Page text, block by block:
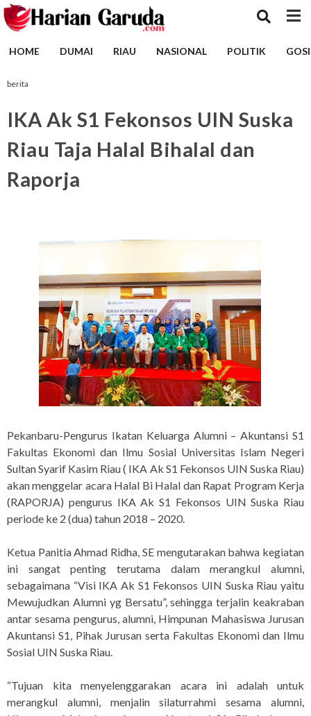
HOME DUMAI RIAU NASIONAL POLITIK
berita
IKA Ak S1 Fekonsos UIN Suska
Riau Taja Halal Bihalal dan
Raporja
Pekanbaru-Pengurus Ikatan Keluarga Alumni – Akuntansi S1
Fakultas Ekonomi dan Ilmu Sosial Universitas Islam Negeri
Sultan Syarif Kasim Riau ( IKA Ak S1 Fekonsos UIN Suska Riau)
akan menggelar acara Halal Bi Halal dan Rapat Program Kerja
(RAPORJA) pengurus IKA Ak S1 Fekonsos UIN Suska Riau
periode ke 2 (dua) tahun 2018 – 2020.
Ketua Panitia Ahmad Ridha, SE mengutarakan bahwa kegiatan
ini sangat penting terutama dalam merangkul alumni,
sebagaimana “Visi IKA Ak S1 Fekonsos UIN Suska Riau yaitu
Mewujudkan Alumni yg Bersatu”, sehingga terjalin keakraban
antar sesama pengurus, alumni, Himpunan Mahasiswa Jurusan
Akuntansi S1, Pihak Jurusan serta Fakultas Ekonomi dan Ilmu
Sosial UIN Suska Riau.
“Tujuan kita menyelenggarakan acara ini adalah untuk
merangkul alumni, menjalin silaturrahmi sesama alumni,